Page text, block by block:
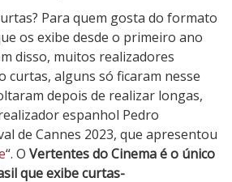
Para quem gosta do formato
os exibe desde o primeiro ano
disso, muitos realizadores
curtas, alguns só ficaram nesse
depois de realizar longas,
espanhol Pedro
de Cannes 2023, que apresentou
“. O Vertentes do Cinema é o único
que exibe curtas-